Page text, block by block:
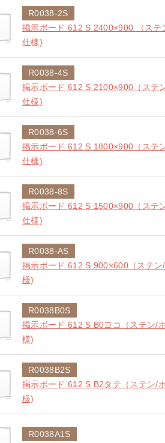
R0038-2S
掲示ボード 612 S 2400×900 （ステ
仕様)
R0038-4S
掲示ボード 612 S 2100×900（ステ
仕様)
R0038-6S
掲示ボード 612 S 1800×900（ステ
仕様)
R0038-8S
掲示ボード 612 S 1500×900（ステ
仕様)
R0038-AS
掲示ボード 612 S 900×600（ステ
様)
R0038B0S
掲示ボード 612 S B0ヨコ（ステン/
様)
R0038B2S
掲示ボード 612 S B2タテ（ステン/
様)
R0038A1S